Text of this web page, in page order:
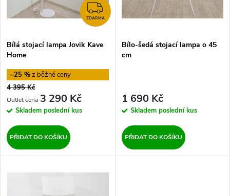
r
o
d
u
k
t
s
p
r
o
d
u
ZDARMA
ZDARMA
Bílá stojací lampa Jovik Kave
Home
–25 %
4 395 Kč
3 290 Kč
Skladem poslední kus
PŘIDAT DO KOŠÍKU
Bílo-šedá stojací lampa o 45
cm
1 690 Kč
Skladem poslední kus
PŘIDAT DO KOŠÍKU